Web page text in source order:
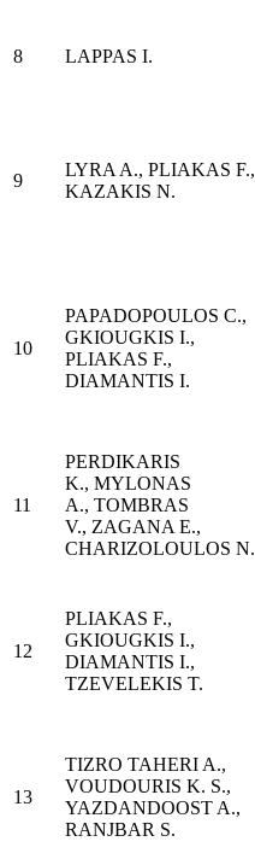
8 LAPPAS I.
9
LYRA A., PLIAKAS F.,
KAZAKIS N.
10
PAPADOPOULOS C.,
GKIOUGKIS I.,
PLIAKAS F.,
DIAMANTIS I.
11
PERDIKARIS
K., MYLONAS
A., TOMBRAS
V., ZAGANA E.,
CHARIZOLOULOS N.
12
PLIAKAS F.,
GKIOUGKIS I.,
DIAMANTIS I.,
TZEVELEKIS T.
13
TIZRO TAHERI A.,
VOUDOURIS K. S.,
YAZDANDOOST A.,
RANJBAR S.